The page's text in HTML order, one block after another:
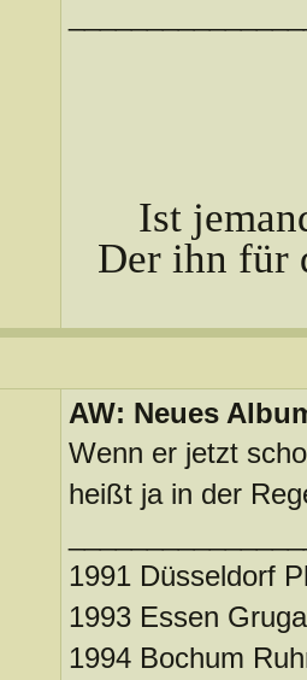
Ist
Der ihn für
AW: Neues
Wenn er jetzt
heißt ja in der
1991 Düsseldorf
1993 Essen
1994 Bochum